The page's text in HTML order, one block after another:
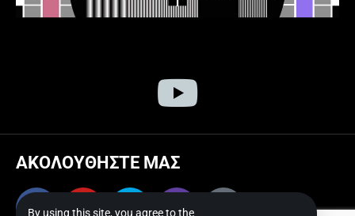
By using this site, you agree to the
ΑΚΟΛΟΥΘΗΣΤΕ ΜΑΣ